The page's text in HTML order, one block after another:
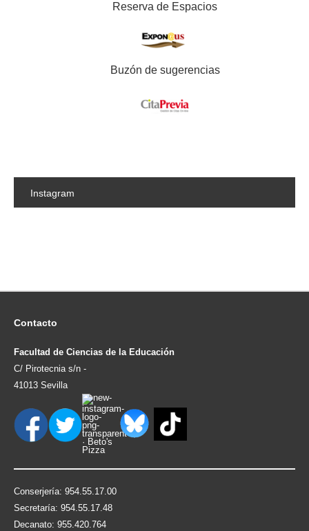
Reserva de Espacios
Buzón de sugerencias
Instagram
Contacto
Facultad de Ciencias de la Educación
C/ Pirotecnia s/n -
41013 Sevilla
Conserjería: 954.55.17.00
Secretaría: 954.55.17.48
Decanato: 955.420.764